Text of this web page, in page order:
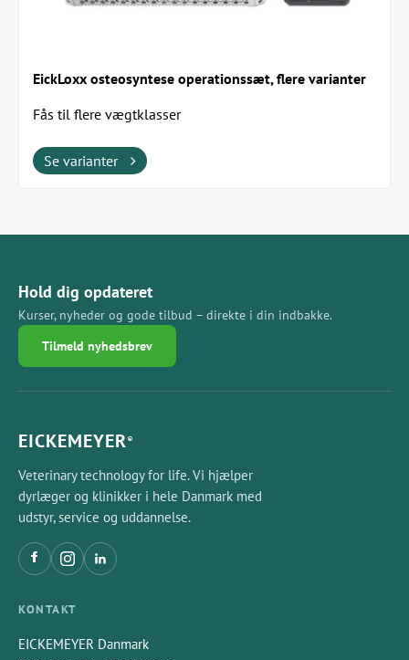
EickLoxx osteosyntese operationssæt, flere varianter
Fås til flere vægtklasser
Se varianter
Hold dig opdateret
Kurser, nyheder og gode tilbud – direkte i din indbakke.
Tilmeld nyhedsbrev
EICKEMEYER®
Veterinary technology for life. Vi hjælper
dyrlæger og klinikker i hele Danmark med
udstyr, service og uddannelse.
KONTAKT
EICKEMEYER Danmark